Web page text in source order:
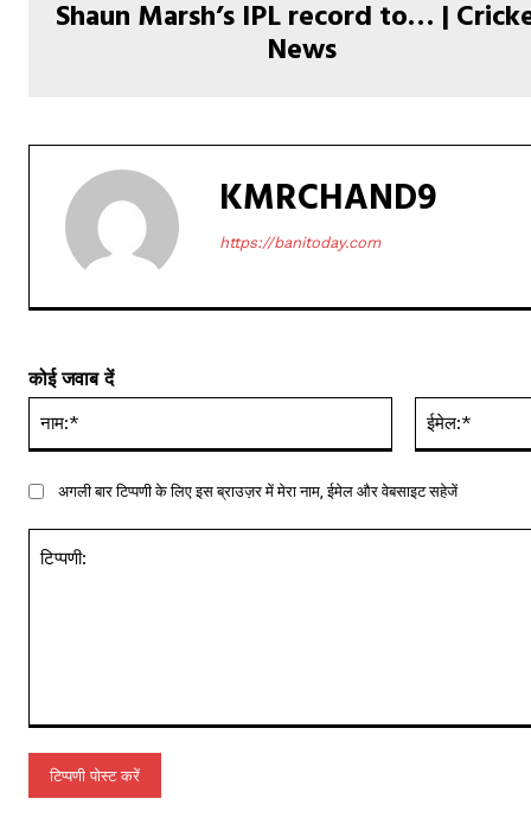
Shaun Marsh’s IPL record to… |
News
KMRCHAND9
https://banitoday.com
कोई जवाब दें
अगली बार टिप्पणी के लिए इस ब्राउज़र में मेरा नाम, ईमेल और वेबसाइट सहेजें